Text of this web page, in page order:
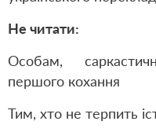
Не читати:
Особам,
першого кохання
Тим, хто не терпить